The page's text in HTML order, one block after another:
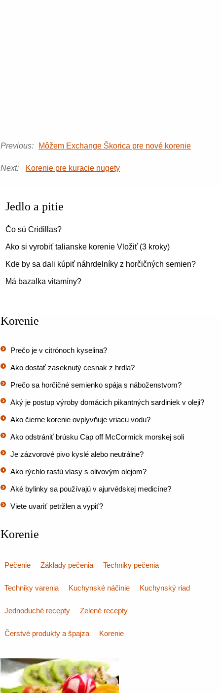
Previous: Môžem Exchange Škorica pre nové korenie
Next: Korenie pre kuracie nugety
Jedlo a pitie
Čo sú Cridillas?
Ako si vyrobiť talianske korenie Vložiť (3 kroky)
Kde by sa dali kúpiť náhrdelníky z horčičných semien?
Má bazalka vitamíny?
Korenie
Prečo je v citrónoch kyselina?
Ako dostať zaseknutý cesnak z hrdla?
Prečo sa horčičné semienko spája s náboženstvom?
Aký je postup výroby domácich pikantných sardiniek v oleji?
Ako čierne korenie ovplyvňuje vriacu vodu?
Ako odstrániť brúsku Cap off McCormick morskej soli
Je zázvorové pivo kyslé alebo neutrálne?
Ako rýchlo rastú vlasy s olivovým olejom?
Aké bylinky sa používajú v ajurvédskej medicíne?
Viete uvariť petržlen a vypiť?
Korenie
Pečenie Základy pečenia Techniky pečenia
Techniky varenia Kuchynské náčinie Kuchynský riad
Jednoduché recepty Zelené recepty
Čerstvé produkty a špajza Korenie